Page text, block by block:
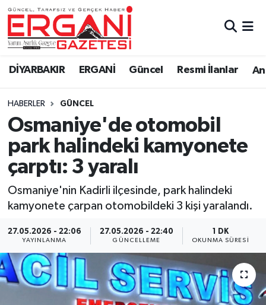
DİYARBAKIR ERGANİ Güncel Resmi İlanlar
HABERLER GÜNCEL
Osmaniye'de otomobil
park halindeki kamyonete
çarptı: 3 yaralı
Osmaniye'nin Kadirli ilçesinde, park halindeki
kamyonete çarpan otomobildeki 3 kişi yaralandı.
27.05.2026 - 22:06
YAYINLANMA
27.05.2026 - 22:40
GÜNCELLEME
1 DK
OKUNMA SÜRESI
DİYARBAKIR
BİSMİL
BAĞLAR
ERGANİ
Güncel
Eği̇ti̇m
Resmi İlanlar
Sağlık
Si̇yaset
Spor
Yaşam
Ergani Nöbetçi Eczaneler
Ergani Hava Durumu
Ergani Trafik Yoğunluk Haritası
Süper Lig Puan Durumu ve Fikstür
Tüm Manşetler
Son Dakika Haberleri
Haber Arşivi